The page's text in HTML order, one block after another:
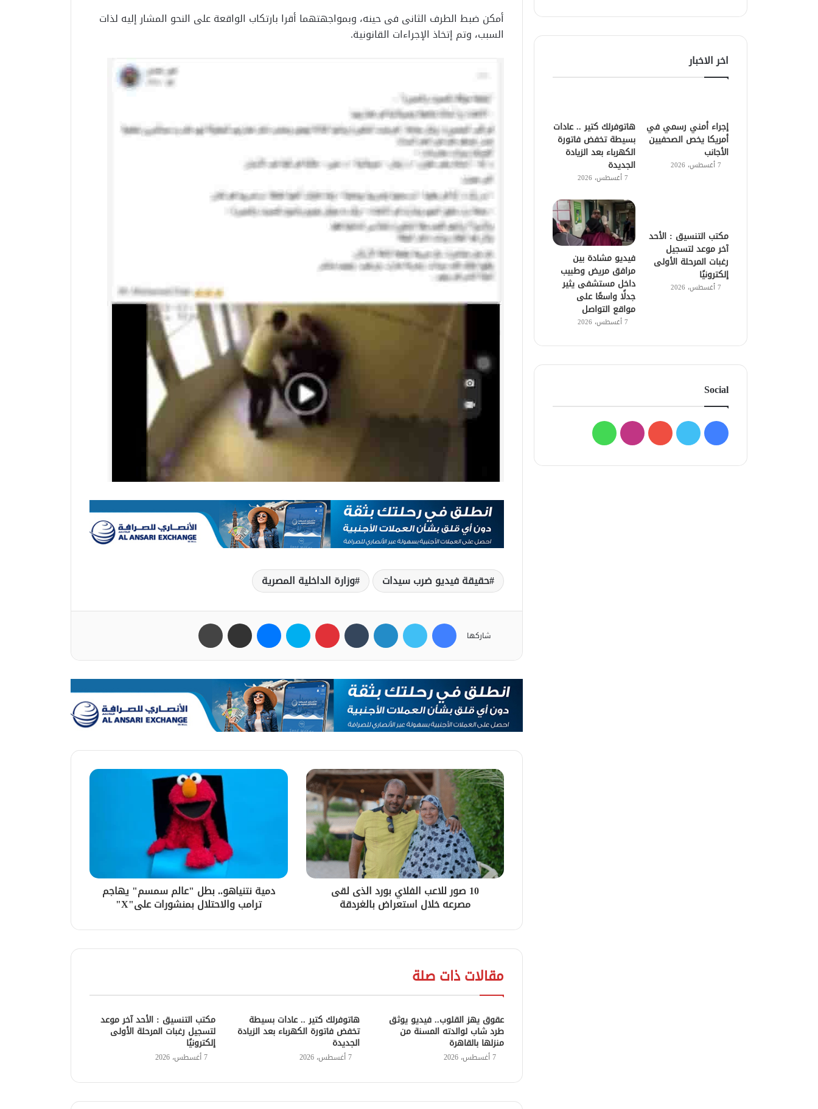
أمكن ضبط الطرف الثانى فى حينه، وبمواجهتهما أقرا بارتكاب الواقعة على النحو المشار إليه لذات
السبب، وتم إتخاذ الإجراءات القانونية.
حقيقة فيديو ضرب سيدات وزارة الداخلية المصرية
شاركها
فيسبوك تويتر لينكدإن بينتيريست سكايب ماسنجر مشاركة عبر البريد
10 صور للاعب الفلاي بورد الذى لقى
مصرعه خلال استعراض بالغردقة
دمية نتنياهو.. بطل "عالم سمسم" يهاجم
ترامب والاحتلال بمنشورات على"X"
مقالات ذات صلة
عقوق يهز القلوب.. فيديو يوثق
طرد شاب لوالدته المسنة من
منزلها بالقاهرة
7 أغسطس، 2026
هاتوفرلك كتير .. عادات بسيطة
تخفض فاتورة الكهرباء بعد الزيادة
الجديدة
7 أغسطس، 2026
مكتب التنسيق : الأحد آخر موعد
لتسجيل رغبات المرحلة الأولى
إلكترونيًا
7 أغسطس، 2026
اخر الاخبار
إجراء أمني رسمي في
أمريكا يخص الصحفيين
الأجانب
7 أغسطس، 2026
هاتوفرلك كتير .. عادات
بسيطة تخفض فاتورة
الكهرباء بعد الزيادة
الجديدة
7 أغسطس، 2026
مكتب التنسيق : الأحد
آخر موعد لتسجيل
رغبات المرحلة الأولى
إلكترونيًا
7 أغسطس، 2026
فيديو مشادة بين
مرافق مريض وطبيب
داخل مستشفى يثير
جدلًا واسعًا على
مواقع التواصل
7 أغسطس، 2026
Social
فيسبوك
تويتر يوتيوبانستقرامواتساب